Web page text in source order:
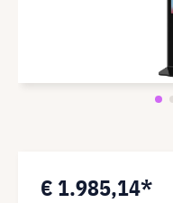
€ 1.985,14*